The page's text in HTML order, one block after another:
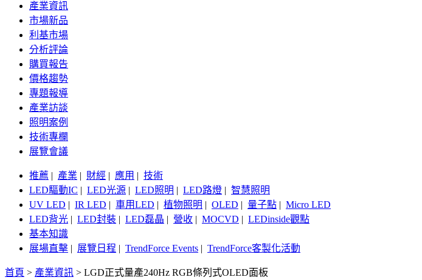
產業資訊
市場新品
利基市場
分析評論
購買報告
價格趨勢
專題報導
產業訪談
照明案例
技術專欄
展覽會議
推薦 | 產業 | 財經 | 應用 | 技術
LED驅動IC | LED光源 | LED照明 | LED路燈 | 智慧照明
UV LED | IR LED | 車用LED | 植物照明 | OLED | 量子點 | Micro LED
LED背光 | LED封裝 | LED磊晶 | 營收 | MOCVD | LEDinside觀點
基本知識
展場直擊 | 展覽日程 | TrendForce Events | TrendForce客製化活動
首頁 > 產業資訊 > LGD正式量產240Hz RGB條列式OLED面板